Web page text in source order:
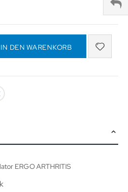
IN DEN WARENKORB
ERGO ARTHRITIS